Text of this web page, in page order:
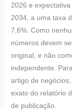
2026 e
2034, a uma taxa
7,6%. Como
números devem
original, e não
independente.
artigo de
exato do relatório
de publicação.